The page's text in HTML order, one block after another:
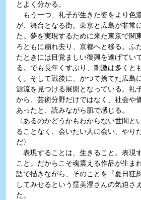
とよく分かる。
もう一つ、礼子が生きた姿をより色
が、舞台となる街。東京と広島が非常
た。夢を実現するために来た東京で関
ろともに崩れ去り、京都へと移る。ふ
たときには目覚ましい復興を遂げてい
る。でも長年くすぶり、刺激は多くと
く。そして戦後に、かつて捨てた広島
源流を見つける展開となっている。礼
から、芸術分野だけではなく、社会や
あったと、読みながら肌で感じる。
〈あるのかどうかもわからない世間と
ることなく、会いたい人に会い、やり
だ〉
表現することは、生きること。表現
こと。だからこそ魂震える作品が生ま
語で描きながら、そのことを『夏日狂
してみせるという窪美澄さんの気迫さ
た。